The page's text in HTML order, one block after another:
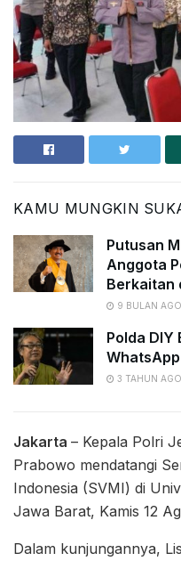
KAMU MUNGKIN
Putusan
Anggota
Berkaitan
9 BULAN AGO
Polda DIY
3 TAHUN AGO
Jakarta – Kepala Polri
Prabowo mendatangi
Indonesia (SVMI) di
Jawa Barat, Kamis 12
Dalam kunjungannya,